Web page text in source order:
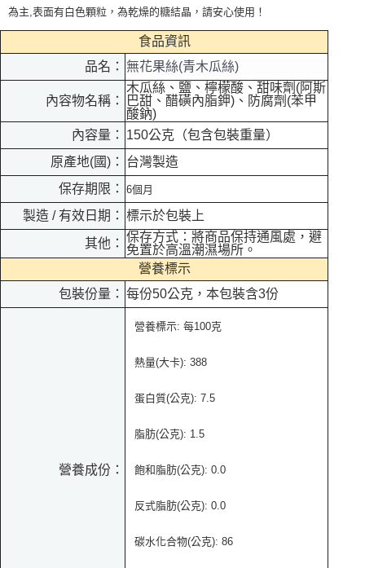
為主,表面有白色顆粒，為乾燥的糖結晶，請安心使用！
食品資訊
品名： 無花果絲(青木瓜絲)
內容物名稱：
木瓜絲、鹽、檸檬酸、甜味劑(阿斯
巴甜、醋磺內脂鉀)、防腐劑(苯甲
酸鈉)
內容量：
150公克（包含包裝重量）
原產地(國)：
台灣製造
保存期限：
6個月
製造 / 有效日期： 標示於包裝上
其他： 保存方式：將商品保持通風處，避
免置於高溫潮濕場所。
營養標示
包裝份量： 每份50公克，本包裝含3份
營養成份：
營養標示: 每100克
熱量(大卡): 388
蛋白質(公克): 7.5
脂肪(公克): 1.5
飽和脂肪(公克): 0.0
反式脂肪(公克): 0.0
碳水化合物(公克): 86